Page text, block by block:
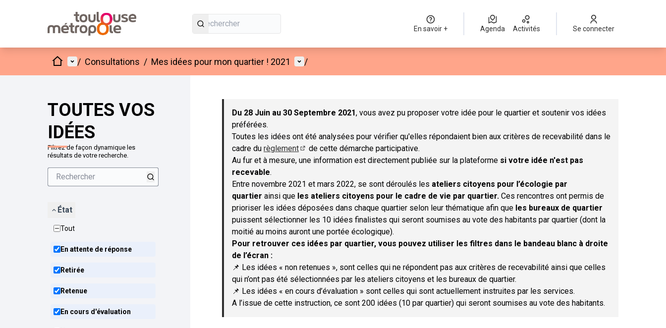
En savoir + Agenda Activités Se connecter
AccueilMenu principal
/ Consultations / Mes idées pour mon quartier ! 2021 Menu utilisateur
/
TOUTES VOS
IDÉES
Filtrez de façon dynamique les
résultats de votre recherche.
État
Tout
En attente de réponse
Retirée
Retenue
En cours d'évaluation
Passer la carte
Du 28 Juin au 30 Septembre 2021, vous avez pu proposer votre idée pour le quartier et soutenir vos idées
préférées.
Toutes les idées ont été analysées pour vérifier qu'elles répondaient bien aux critères de recevabilité dans le
cadre du règlement
(S'ouvre dans un nouvel onglet)
de cette démarche participative.
Au fur et à mesure, une information est directement publiée sur la plateforme si votre idée n'est pas
recevable.
Entre novembre 2021 et mars 2022, se sont déroulés les ateliers citoyens pour l’écologie par
quartier ainsi que les ateliers citoyens pour le cadre de vie par quartier. Ces rencontres ont permis de
prioriser les idées déposées dans chaque quartier selon leur thématique afin que les bureaux de quartier
puissent sélectionner les 10 idées finalistes qui seront soumises au vote des habitants par quartier (dont la
moitié au moins auront une portée écologique).
Pour retrouver ces idées par quartier, vous pouvez utiliser les filtres dans le bandeau blanc à droite
de l’écran :
📌 Les idées « non retenues », sont celles qui ne répondent pas aux critères de recevabilité ainsi que celles
qui n’ont pas été sélectionnées par les ateliers citoyens et les bureaux de quartier.
📌 Les idées « en cours d’évaluation » sont celles qui sont actuellement instruites par les services.
A l’issue de cette instruction, ce sont 200 idées (10 par quartier) qui seront soumises au vote des habitants.